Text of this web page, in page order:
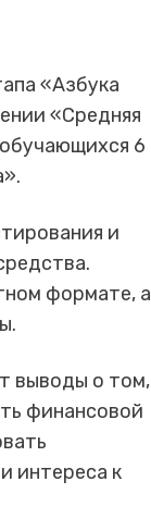
«Азбука
«Средняя
6
и
формате, а
выводы о том,
финансовой
интереса к